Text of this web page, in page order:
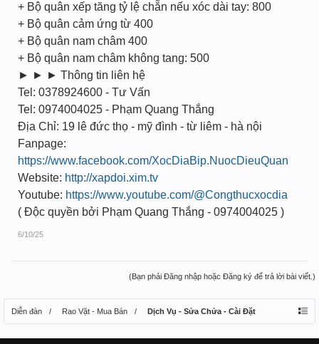
+ Bộ quân xếp tăng tỷ lệ chẵn nếu xóc dài tay: 800
+ Bộ quân cảm ứng từ 400
+ Bộ quân nam châm 400
+ Bộ quân nam châm không tang: 500
► ► ► Thông tin liên hệ
Tel: 0378924600 - Tư Vấn
Tel: 0974004025 - Phạm Quang Thắng
Địa Chỉ: 19 lê đức thọ - mỹ đình - từ liêm - hà nội
Fanpage:
https://www.facebook.com/XocDiaBip.NuocDieuQuan
Website: http://xapdoi.xim.tv
Youtube: https://www.youtube.com/@Congthucxocdia
( Độc quyền bởi Phạm Quang Thắng - 0974004025 )
6/10/25
(Bạn phải Đăng nhập hoặc Đăng ký để trả lời bài viết.)
Diễn đàn Rao Vặt - Mua Bán Dịch Vụ - Sửa Chửa - Cài Đặt